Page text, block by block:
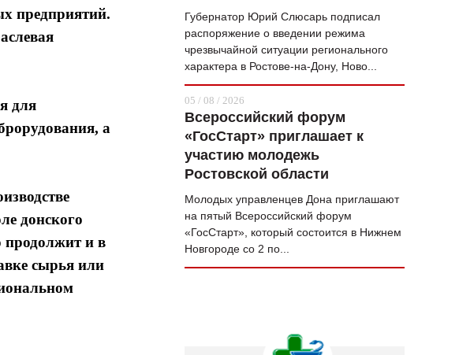
предприятий.
для
а
донского
продолжит и в
сырья или
Губернатор Юрий Слюсарь подписал
распоряжение о введении режима
чрезвычайной ситуации регионального
характера в Ростове-на-Дону, Ново...
05 / 08 / 2026
Всероссийский форум
«ГосСтарт» приглашает к
участию молодежь
Ростовской области
Молодых управленцев Дона приглашают
на пятый Всероссийский форум
«ГосСтарт», который состоится в Нижнем
Новгороде со 2 по...